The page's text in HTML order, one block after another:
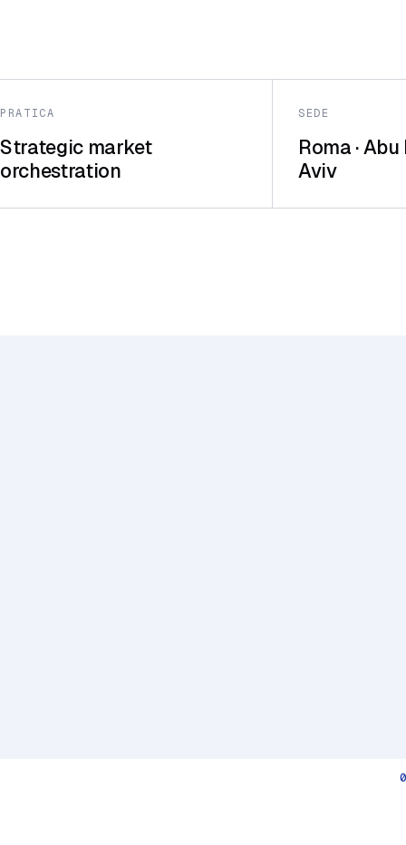
PRATICA
Strategic market
orchestration
SEDE
Roma ·
Aviv